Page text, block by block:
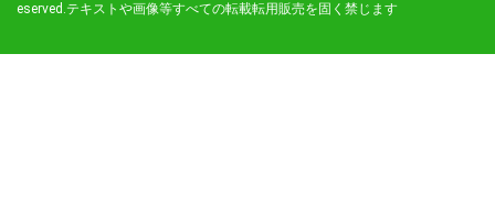
eserved.テキストや画像等すべての転載転用販売を固く禁じます